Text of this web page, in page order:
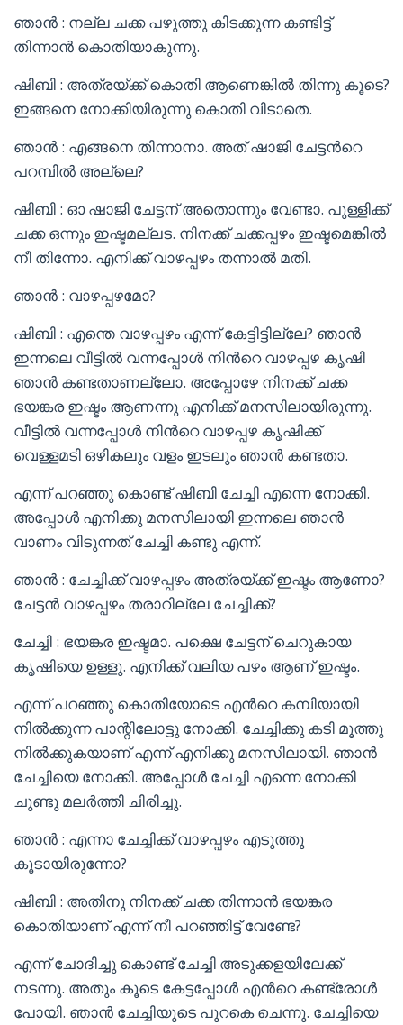
ഞാൻ : നല്ല ചക്ക പഴുത്തു കിടക്കുന്ന കണ്ടിട്ട്
തിന്നാൻ കൊതിയാകുന്നു.
ഷിബി : അത്രയ്ക്ക് കൊതി ആണെങ്കിൽ തിന്നു കൂടെ?
ഇങ്ങനെ നോക്കിയിരുന്നു കൊതി വിടാതെ.
ഞാൻ : എങ്ങനെ തിന്നാനാ. അത് ഷാജി ചേട്ടൻറെ
പറമ്പിൽ അല്ലെ?
ഷിബി : ഓ ഷാജി ചേട്ടന് അതൊന്നും വേണ്ടാ. പുള്ളിക്ക്
ചക്ക ഒന്നും ഇഷ്ടമല്ലട. നിനക്ക് ചക്കപ്പഴം ഇഷ്ടമെങ്കിൽ
നീ തിന്നോ. എനിക്ക് വാഴപ്പഴം തന്നാൽ മതി.
ഞാൻ : വാഴപ്പഴമോ?
ഷിബി : എന്തെ വാഴപ്പഴം എന്ന് കേട്ടിട്ടില്ലേ? ഞാൻ
ഇന്നലെ വീട്ടിൽ വന്നപ്പോൾ നിൻറെ വാഴപ്പഴ കൃഷി
ഞാൻ കണ്ടതാണല്ലോ. അപ്പോഴേ നിനക്ക് ചക്ക
ഭയങ്കര ഇഷ്ടം ആണന്നു എനിക്ക് മനസിലായിരുന്നു.
വീട്ടിൽ വന്നപ്പോൾ നിൻറെ വാഴപ്പഴ കൃഷിക്ക്
വെള്ളമടി ഒഴികലും വളം ഇടലും ഞാൻ കണ്ടതാ.
എന്ന് പറഞ്ഞു കൊണ്ട് ഷിബി ചേച്ചി എന്നെ നോക്കി.
അപ്പോൾ എനിക്കു മനസിലായി ഇന്നലെ ഞാൻ
വാണം വിടുന്നത് ചേച്ചി കണ്ടു എന്ന്.
ഞാൻ : ചേച്ചിക്ക് വാഴപ്പഴം അത്രയ്ക്ക് ഇഷ്ടം ആണോ?
ചേട്ടൻ വാഴപ്പഴം തരാറില്ലേ ചേച്ചിക്ക്?
ചേച്ചി : ഭയങ്കര ഇഷ്ടമാ. പക്ഷെ ചേട്ടന് ചെറുകായ
കൃഷിയെ ഉള്ളു. എനിക്ക് വലിയ പഴം ആണ് ഇഷ്ടം.
എന്ന് പറഞ്ഞു കൊതിയോടെ എൻറെ കമ്പിയായി
നിൽക്കുന്ന പാന്റിലോട്ടു നോക്കി. ചേച്ചിക്കു കടി മൂത്തു
നിൽക്കുകയാണ് എന്ന് എനിക്കു മനസിലായി. ഞാൻ
ചേച്ചിയെ നോക്കി. അപ്പോൾ ചേച്ചി എന്നെ നോക്കി
ചുണ്ടു മലർത്തി ചിരിച്ചു.
ഞാൻ : എന്നാ ചേച്ചിക്ക് വാഴപ്പഴം എടുത്തു
കൂടായിരുന്നോ?
ഷിബി : അതിനു നിനക്ക് ചക്ക തിന്നാൻ ഭയങ്കര
കൊതിയാണ് എന്ന് നീ പറഞ്ഞിട്ട് വേണ്ടേ?
എന്ന് ചോദിച്ചു കൊണ്ട് ചേച്ചി അടുക്കളയിലേക്ക്
നടന്നു. അതും കൂടെ കേട്ടപ്പോൾ എൻറെ കണ്ട്രോൾ
പോയി. ഞാൻ ചേച്ചിയുടെ പുറകെ ചെന്നു. ചേച്ചിയെ